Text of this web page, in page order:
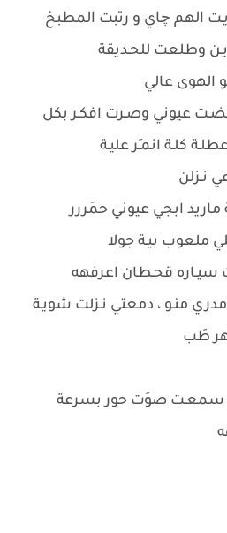
الهم چاي و رتبت المطبخ
وطلعت للحـديقة
الهوى عالي
عيوني وصـرت افكـر بكل
كلـة انمـَر عليـة
نـزلن
ابجي عيوني حمَررر
ملعوب بيـة جولا
قحـطان اعرفهه
منـو ، دمعتي نـزلت شويـة
طَب
سمعـت صوَت حور بسرعة